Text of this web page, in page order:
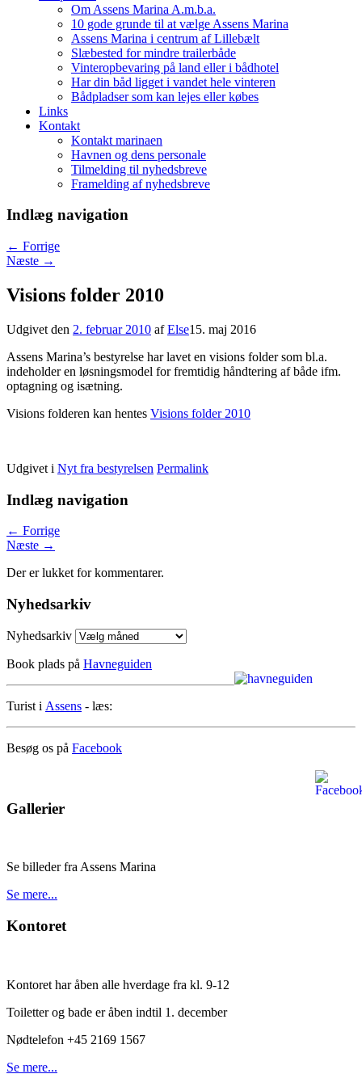
Om Assens Marina A.m.b.a.
10 gode grunde til at vælge Assens Marina
Assens Marina i centrum af Lillebælt
Slæbested for mindre trailerbåde
Vinteropbevaring på land eller i bådhotel
Har din båd ligget i vandet hele vinteren
Bådpladser som kan lejes eller købes
Links
Kontakt
Kontakt marinaen
Havnen og dens personale
Tilmelding til nyhedsbreve
Framelding af nyhedsbreve
Indlæg navigation
← Forrige
Næste →
Visions folder 2010
Udgivet den 2. februar 2010 afElse15. maj 2016
Assens Marina’s bestyrelse har lavet en visions folder som bl.a.
indeholder en løsningsmodel for fremtidig håndtering af både ifm.
optagning og isætning.
Visions folderen kan hentes Visions folder 2010
Udgivet i Nyt fra bestyrelsen Permalink
Indlæg navigation
← Forrige
Næste →
Der er lukket for kommentarer.
Nyhedsarkiv
Nyhedsarkiv
Book plads på Havneguiden
Turist i Assens - læs:
Besøg os på Facebook
Gallerier
Se billeder fra Assens Marina
Se mere...
Kontoret
Kontoret har åben alle hverdage fra kl. 9-12
Toiletter og bade er åben indtil 1. december
Nødtelefon +45 2169 1567
Se mere...